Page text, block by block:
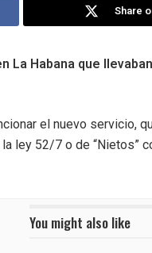
Share
La Habana que
el nuevo servicio,
ley 52/7 o de “Nietos”
You might also like